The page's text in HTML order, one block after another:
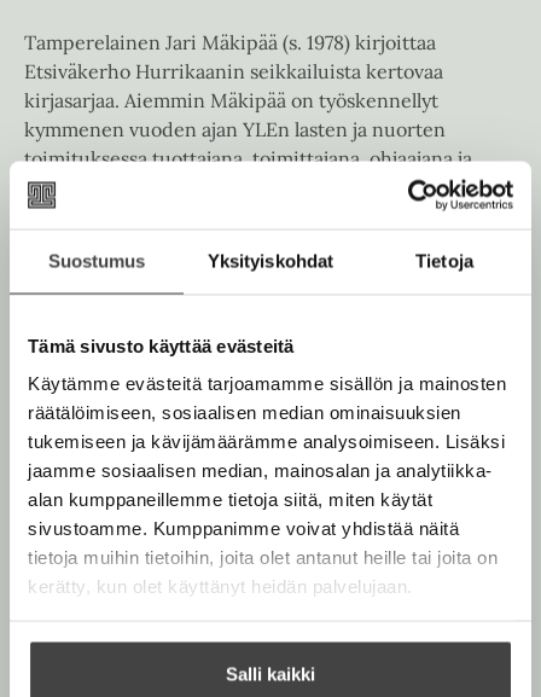
Suostumus Yksityiskohdat Tietoja
Tämä sivusto käyttää evästeitä
Käytämme evästeitä tarjoamamme sisällön ja mainosten
räätälöimiseen, sosiaalisen median ominaisuuksien
tukemiseen ja kävijämäärämme analysoimiseen. Lisäksi
jaamme sosiaalisen median, mainosalan ja analytiikka-
alan kumppaneillemme tietoja siitä, miten käytät
sivustoamme. Kumppanimme voivat yhdistää näitä
tietoja muihin tietoihin, joita olet antanut heille tai joita on
kerätty, kun olet käyttänyt heidän palvelujaan.
Salli kaikki
a
u
u
t
e
e
n
ä
l
l
e
h
t
e
e
n
a
a
u
u
e
n
v
l
i
l
e
h
t
e
e
n
Tamperelainen Jari Mäkipää (s. 1978) kirjoittaa
Etsiväkerho Hurrikaanin seikkailuista kertovaa
kirjasarjaa. Aiemmin Mäkipää on työskennellyt
kymmenen vuoden ajan YLEn lasten ja nuorten
toimituksessa tuottajana, toimittajana, ohjaajana ja
juontajana. Koulutukseltaan Mäkipää on taiteiden
maisteri ja medianomi.
Lue lisää tekijästä
J
r
M
k
i
p
ä
ä